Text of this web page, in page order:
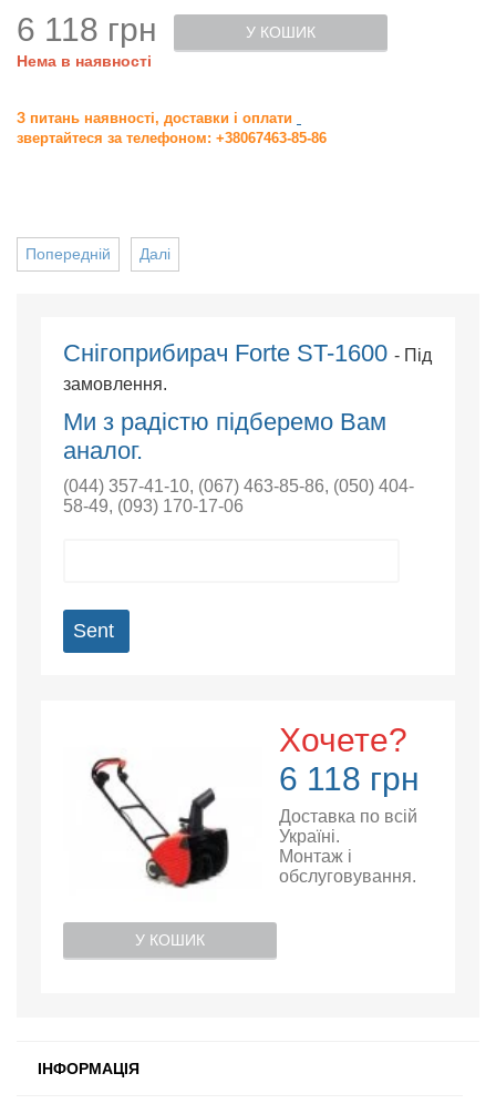
6 118 грн
Нема в наявності
У КОШИК
З питань наявності, доставки і оплати
звертайтеся за телефоном: +38067463-85-86
Далі
Попередній
Снігоприбирач Forte ST-1600 - Під
замовлення.
Ми з радістю підберемо Вам
аналог.
(044) 357-41-10, (067) 463-85-86, (050) 404-
58-49, (093) 170-17-06
Sent
Хочете?
6 118 грн
Доставка по всій
Україні.
Монтаж і
обслуговування.
У КОШИК
ІНФОРМАЦІЯ